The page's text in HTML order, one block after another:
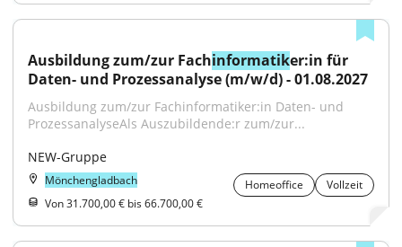
Ausbildung zum/zur Fachinformatiker:in für
Daten- und Prozessanalyse (m/w/d) - 01.08.2027
Ausbildung zum/zur Fachinformatiker:in Daten- und
ProzessanalyseAls Auszubildende:r zum/zur...
NEW-Gruppe
Mönchengladbach Homeoffice
Vollzeit
Von 31.700,00 € bis 66.700,00 €